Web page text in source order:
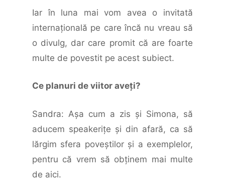
Iar în luna mai vom avea o invitată
internaţională pe care încă nu vreau să
o divulg, dar care promit că are foarte
multe de povestit pe acest subiect.
Ce planuri de viitor aveţi?
Sandra: Aşa cum a zis şi Simona, să
aducem speakerițe şi din afară, ca să
lărgim sfera poveştilor şi a exemplelor,
pentru că vrem să obţinem mai multe
de aici.